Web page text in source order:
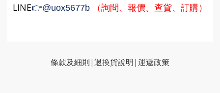
LINE👉@uox5677b （詢問、報價、查貨、訂購）
條款及細則|退換貨說明|運遞政策